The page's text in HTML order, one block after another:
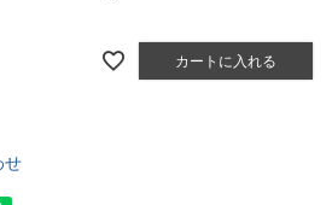
カートに入れる
せ